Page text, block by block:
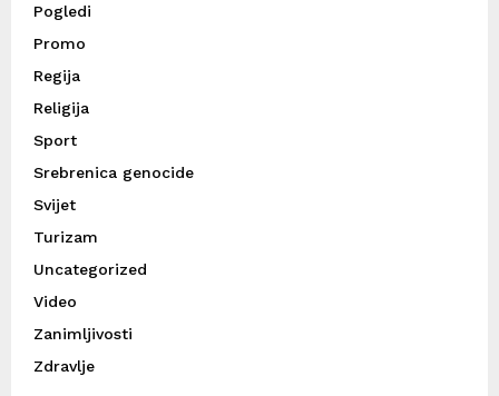
Pogledi
Promo
Regija
Religija
Sport
Srebrenica genocide
Svijet
Turizam
Uncategorized
Video
Zanimljivosti
Zdravlje